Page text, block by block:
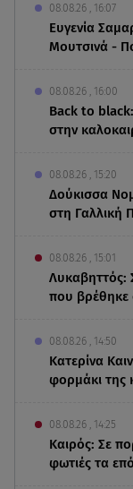
08.08.26 , 16:07
Ευγενία
Μουτσινά -
08.08.26 , 16:00
Back to
στην
08.08.26 , 15:20
Δούκισσα
στη Γαλλική
08.08.26 , 15:01
Λυκαβηττός:
που βρέθηκε
08.08.26 , 14:50
Κατερίνα
φορμάκι της
08.08.26 , 14:25
Καιρός: Σε
φωτιές τα